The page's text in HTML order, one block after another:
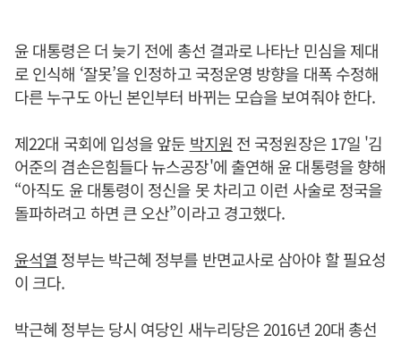
윤 대통령은 더 늦기 전에 총선 결과로 나타난 민심을 제대
로 인식해 ‘잘못’을 인정하고 국정운영 방향을 대폭 수정해
다른 누구도 아닌 본인부터 바뀌는 모습을 보여줘야 한다.
제22대 국회에 입성을 앞둔 박지원 전 국정원장은 17일 '김
어준의 겸손은힘들다 뉴스공장'에 출연해 윤 대통령을 향해
“아직도 윤 대통령이 정신을 못 차리고 이런 사술로 정국을
돌파하려고 하면 큰 오산”이라고 경고했다.
윤석열 정부는 박근혜 정부를 반면교사로 삼아야 할 필요성
이 크다.
박근혜 정부는 당시 여당인 새누리당은 2016년 20대 총선